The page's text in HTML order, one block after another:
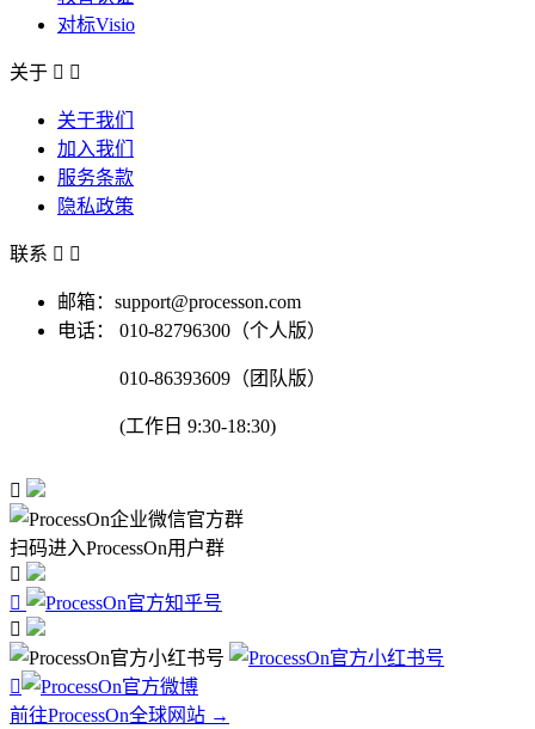
对标Visio
关于  
关于我们
加入我们
服务条款
隐私政策
联系  
邮箱：support@processon.com
电话：
010-82796300（个人版）
010-86393609（团队版）
(工作日 9:30-18:30)

扫码进入ProcessOn用户群




前往ProcessOn全球网站 →